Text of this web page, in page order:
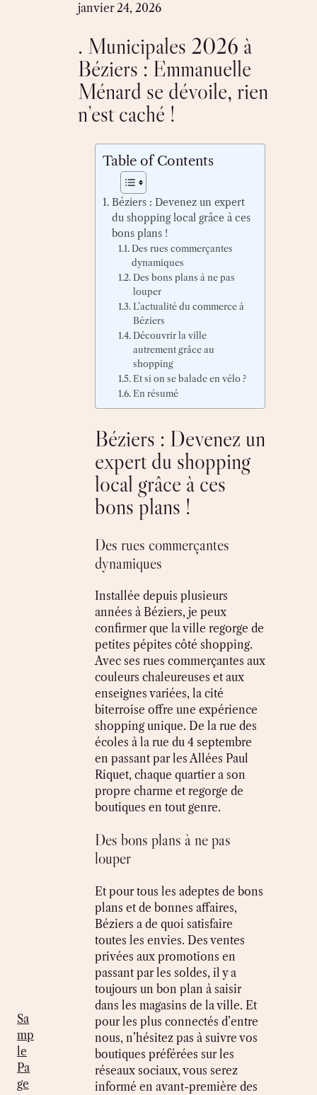
Sa
mp
le
Pa
ge
janvier 24, 2026
. Municipales 2026 à
Béziers : Emmanuelle
Ménard se dévoile, rien
n’est caché !
Table of Contents
Béziers : Devenez un expert
du shopping local grâce à ces
bons plans !
Des rues commerçantes
dynamiques
Des bons plans à ne pas
louper
L’actualité du commerce à
Béziers
Découvrir la ville
autrement grâce au
shopping
Et si on se balade en vélo ?
En résumé
Béziers : Devenez un
expert du shopping
local grâce à ces
bons plans !
Des rues commerçantes
dynamiques
Installée depuis plusieurs
années à Béziers, je peux
confirmer que la ville regorge de
petites pépites côté shopping.
Avec ses rues commerçantes aux
couleurs chaleureuses et aux
enseignes variées, la cité
biterroise offre une expérience
shopping unique. De la rue des
écoles à la rue du 4 septembre
en passant par les Allées Paul
Riquet, chaque quartier a son
propre charme et regorge de
boutiques en tout genre.
Des bons plans à ne pas
louper
Et pour tous les adeptes de bons
plans et de bonnes affaires,
Béziers a de quoi satisfaire
toutes les envies. Des ventes
privées aux promotions en
passant par les soldes, il y a
toujours un bon plan à saisir
dans les magasins de la ville. Et
pour les plus connectés d’entre
nous, n’hésitez pas à suivre vos
boutiques préférées sur les
réseaux sociaux, vous serez
informé en avant-première des